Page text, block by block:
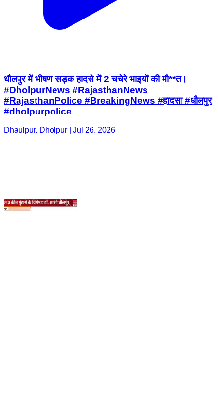
धौलपुर में भीषण सड़क हादसे में 2 चचेरे भाइयों की मौ**त।
#DholpurNews #RajasthanNews
Dhaulpur, Dholpur | Jul 26, 2026